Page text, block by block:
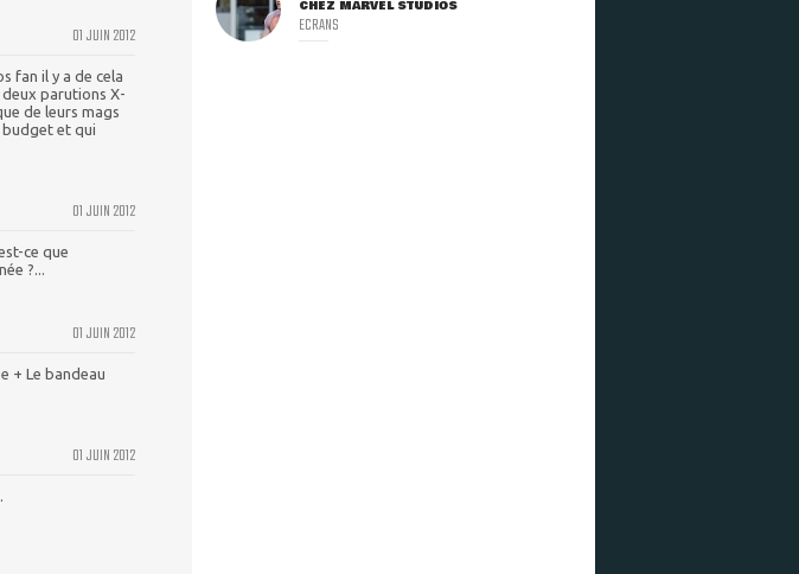
01 JUIN 2012
fan il y a de cela
parutions X-
de leurs mags
et qui
01 JUIN 2012
ce que
?...
01 JUIN 2012
+ Le bandeau
01 JUIN 2012
CHEZ MARVEL STUDIOS
ECRANS